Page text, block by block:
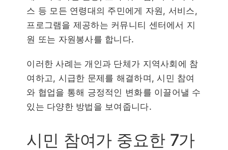
스 등 모든 연령대의 주민에게 자원, 서비스,
프로그램을 제공하는 커뮤니티 센터에서 지
원 또는 자원봉사를 합니다.
이러한 사례는 개인과 단체가 지역사회에 참
여하고, 시급한 문제를 해결하며, 시민 참여
와 협업을 통해 긍정적인 변화를 이끌어낼 수
있는 다양한 방법을 보여줍니다.
시민 참여가 중요한 7가